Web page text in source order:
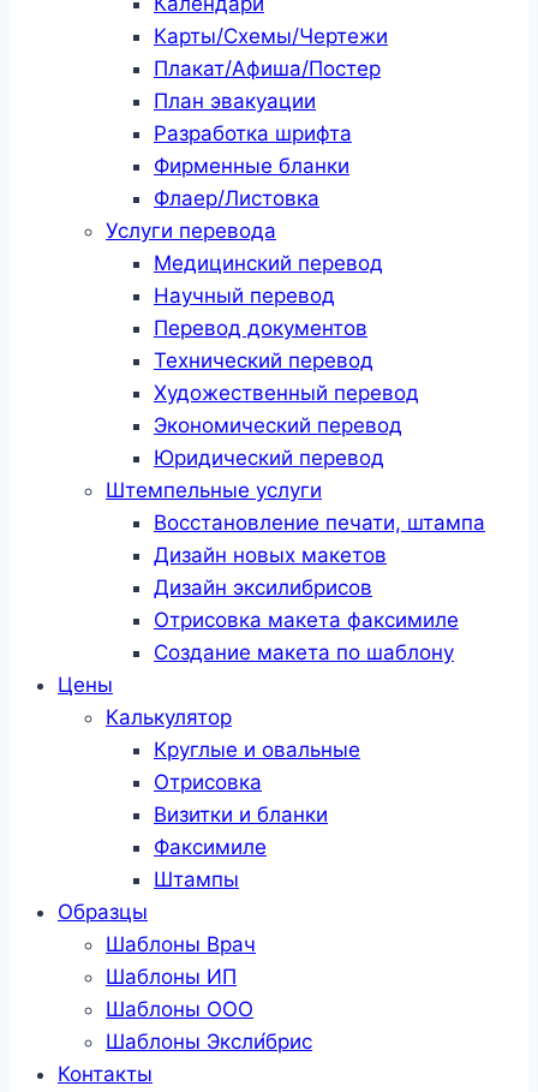
Карты/Схемы/Чертежи
Плакат/Афиша/Постер
План эвакуации
Разработка шрифта
Фирменные бланки
Флаер/Листовка
Услуги перевода
Медицинский перевод
Научный перевод
Перевод документов
Технический перевод
Художественный перевод
Экономический перевод
Юридический перевод
Штемпельные услуги
Восстановление печати, штампа
Дизайн новых макетов
Дизайн эксилибрисов
Отрисовка макета факсимиле
Создание макета по шаблону
Цены
Калькулятор
Круглые и овальные
Отрисовка
Визитки и бланки
Факсимиле
Штампы
Образцы
Шаблоны Врач
Шаблоны ИП
Шаблоны ООО
Шаблоны Эксли́брис
Контакты